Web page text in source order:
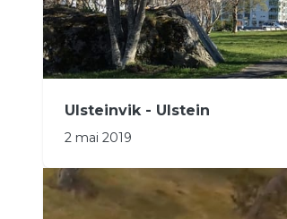
Ulsteinvik - Ulstein
2 mai 2019